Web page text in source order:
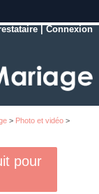
|Connexion
> Photo et vidéo>
pour